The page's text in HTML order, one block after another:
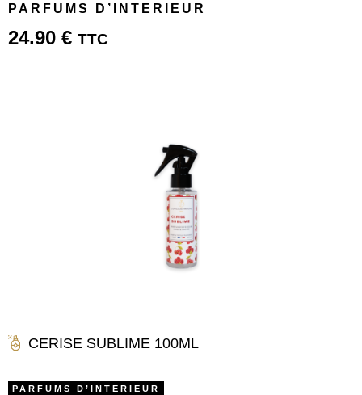
PARFUMS D’INTERIEUR
24.90 € TTC
CERISE SUBLIME 100ML
PARFUMS D’INTERIEUR